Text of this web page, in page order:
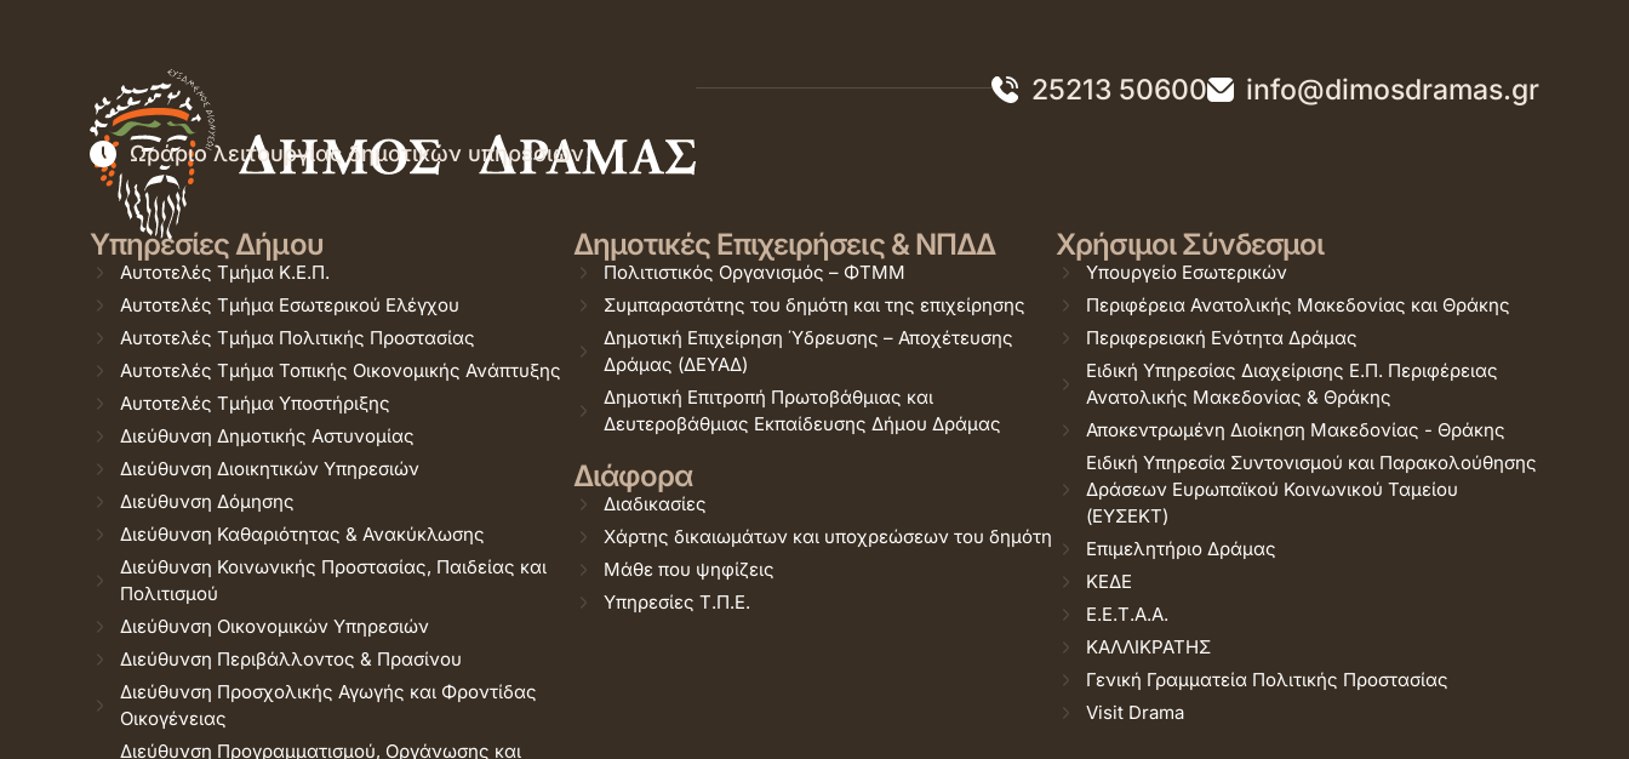
25213 50600 info@dimosdramas.gr
Ωράριο λειτουργίας δημοτικών υπηρεσιών
Υπηρεσίες Δήμου
Αυτοτελές Τμήμα Κ.Ε.Π.
Αυτοτελές Τμήμα Εσωτερικού Ελέγχου
Αυτοτελές Τμήμα Πολιτικής Προστασίας
Αυτοτελές Τμήμα Τοπικής Οικονομικής Ανάπτυξης
Αυτοτελές Τμήμα Υποστήριξης
Διεύθυνση Δημοτικής Αστυνομίας
Διεύθυνση Διοικητικών Υπηρεσιών
Διεύθυνση Δόμησης
Διεύθυνση Καθαριότητας & Ανακύκλωσης
Διεύθυνση Κοινωνικής Προστασίας, Παιδείας και
Πολιτισμού
Διεύθυνση Οικονομικών Υπηρεσιών
Διεύθυνση Περιβάλλοντος & Πρασίνου
Διεύθυνση Προσχολικής Αγωγής και Φροντίδας
Οικογένειας
Διεύθυνση Προγραμματισμού, Οργάνωσης και
Δημοτικές Επιχειρήσεις & ΝΠΔΔ
Πολιτιστικός Οργανισμός – ΦΤΜΜ
Συμπαραστάτης του δημότη και της επιχείρησης
Δημοτική Επιχείρηση Ύδρευσης – Αποχέτευσης
Δράμας (ΔΕΥΑΔ)
Δημοτική Επιτροπή Πρωτοβάθμιας και
Δευτεροβάθμιας Εκπαίδευσης Δήμου Δράμας
Διάφορα
Διαδικασίες
Χάρτης δικαιωμάτων και υποχρεώσεων του δημότη
Μάθε που ψηφίζεις
Υπηρεσίες Τ.Π.Ε.
Χρήσιμοι Σύνδεσμοι
Υπουργείο Εσωτερικών
Περιφέρεια Ανατολικής Μακεδονίας και Θράκης
Περιφερειακή Ενότητα Δράμας
Ειδική Υπηρεσίας Διαχείρισης Ε.Π. Περιφέρειας
Ανατολικής Μακεδονίας & Θράκης
Αποκεντρωμένη Διοίκηση Μακεδονίας - Θράκης
Ειδική Υπηρεσία Συντονισμού και Παρακολούθησης
Δράσεων Ευρωπαϊκού Κοινωνικού Ταμείου
(ΕΥΣΕΚΤ)
Επιμελητήριο Δράμας
ΚΕΔΕ
Ε.Ε.Τ.Α.Α.
ΚΑΛΛΙΚΡΑΤΗΣ
Γενική Γραμματεία Πολιτικής Προστασίας
Visit Drama